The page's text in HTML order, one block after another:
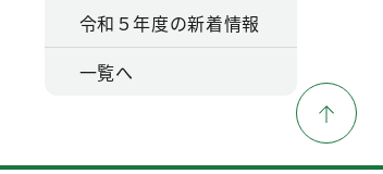
令和５年度の新着情報
一覧へ